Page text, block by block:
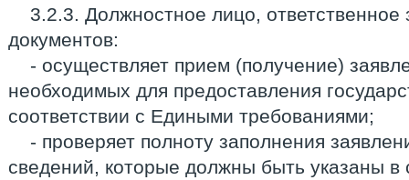
3.2.3. Должностное лицо, ответственное
документов:
- осуществляет прием (получение)
необходимых для предоставления
соответствии с Едиными требованиями;
- проверяет полноту заполнения
сведений, которые должны быть указаны в